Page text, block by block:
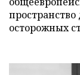
осторожных